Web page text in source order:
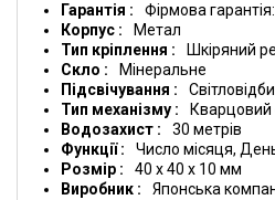
Гарантія
Фірмова
Корпус
Метал
Тип кріплення
Шкіряний
Скло
Мінеральне
Підсвічування
Тип механізму
Водозахист
30 метрів
Функції
Число місяця,
Розмір
40 x 40 x 10 мм
Виробник
Японська